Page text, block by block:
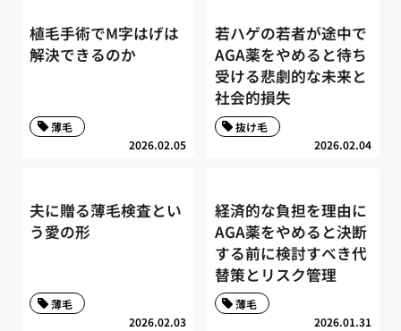
植毛手術でM字はげは
解決できるのか
2026.02.05
薄毛
若ハゲの若者が途中で
AGA薬をやめると待ち
受ける悲劇的な未来と
社会的損失
2026.02.04
抜け毛
夫に贈る薄毛検査とい
う愛の形
2026.02.03
薄毛
経済的な負担を理由に
AGA薬をやめると決断
する前に検討すべき代
替策とリスク管理
2026.01.31
薄毛